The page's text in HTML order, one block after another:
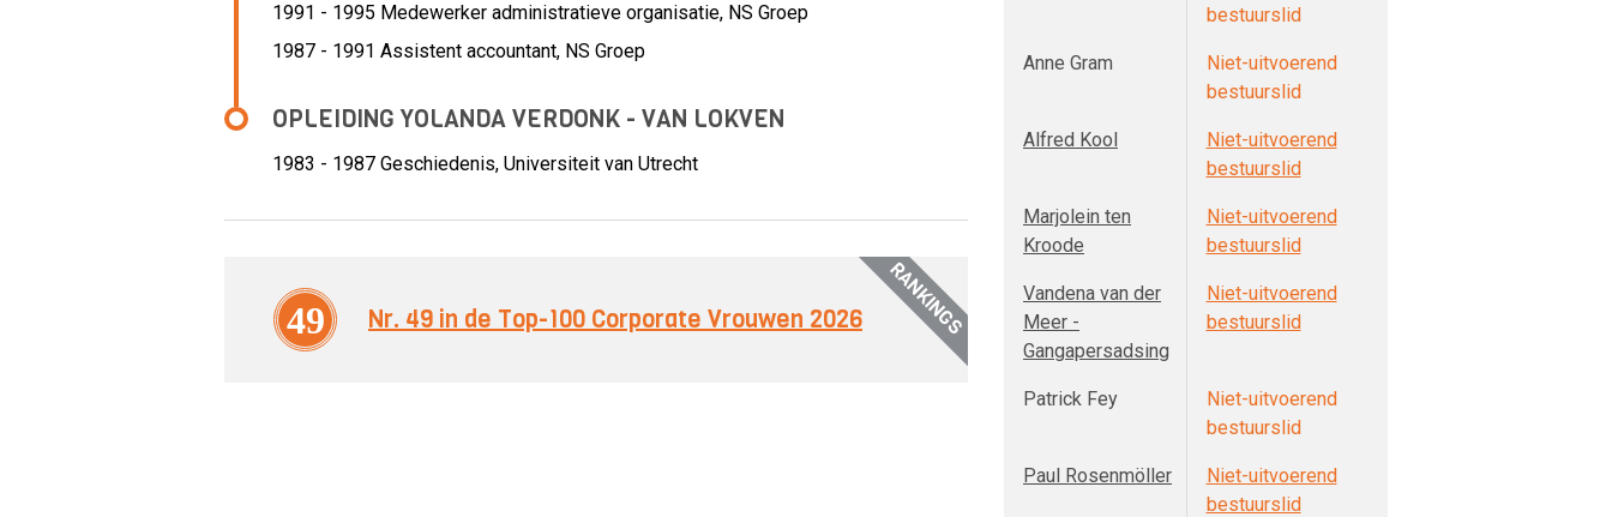
1991 - 1995 Medewerker administratieve organisatie, NS Groep
1987 - 1991 Assistent accountant, NS Groep
OPLEIDING YOLANDA VERDONK - VAN LOKVEN
1983 - 1987 Geschiedenis, Universiteit van Utrecht
RANKINGS
49 Nr. 49 in de Top-100 Corporate Vrouwen 2026
bestuurslid
Anne Gram
Niet-uitvoerend
bestuurslid
Alfred Kool
Niet-uitvoerend
bestuurslid
Marjolein ten
Kroode
Niet-uitvoerend
bestuurslid
Vandena van der
Meer -
Gangapersadsing
Niet-uitvoerend
bestuurslid
Patrick Fey
Niet-uitvoerend
bestuurslid
Paul Rosenmöller
Niet-uitvoerend
bestuurslid